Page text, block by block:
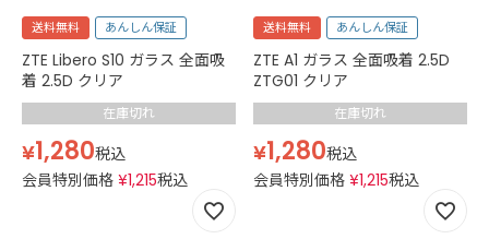
送料無料 あんしん保証
ZTE Libero S10 ガラス 全面吸
着 2.5D クリア
在庫切れ
¥1,280税込
会員特別価格 ¥1,215税込
送料無料 あんしん保証
ZTE A1 ガラス 全面吸着 2.5D
ZTG01 クリア
在庫切れ
¥1,280税込
会員特別価格 ¥1,215税込